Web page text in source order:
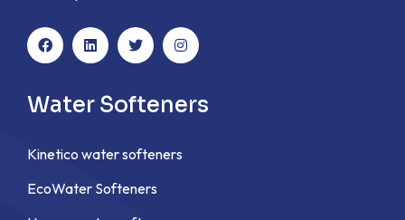
Water Softeners
Kinetico water softeners
EcoWater Softeners